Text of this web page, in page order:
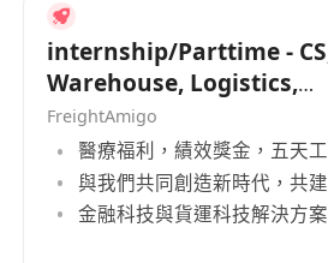
internship/Parttime -
Warehouse, Logistics,
Marketing, Programmer
FreightAmigo
醫療福利，績效獎金，五天
與我們共同創造新時代，共
金融科技與貨運科技解決方